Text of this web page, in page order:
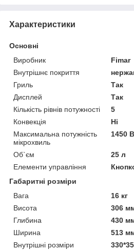
Характеристики
Основні
Виробник
Fimar
Внутрішнє покриття
Гриль
Так
Дисплей
Так
Кількість рівнів потужності
5
Конвекція
Ні
Максимальна потужність
мікрохвиль
1450
Об`єм
25 л
Елементи управління
Габаритні розміри
Вага
16 кг
Висота
306
Глибина
430
Ширина
513
Внутрішні розміри